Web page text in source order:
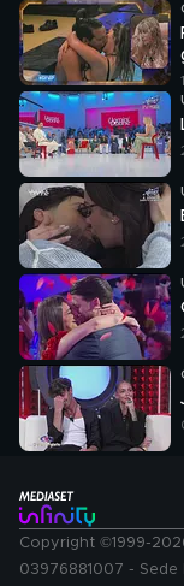
Copyright ©1999-
03976881007 - Sede